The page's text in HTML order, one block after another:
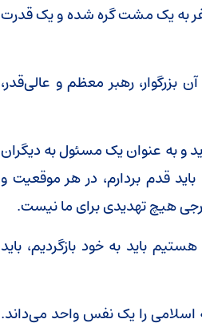
کفر به یک مشت گره شده و یک قدرت
رهبر معظم و عالی‌قدر،
و به عنوان یک مسئول به دیگران
قدم بردارم، در هر موقعیت و
هیچ تهدیدی برای ما نیست.
باید به خود بازگردیم، باید
را یک نفس واحد می‌داند.